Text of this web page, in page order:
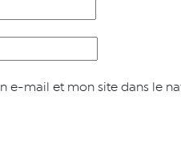
e-mail et mon site dans le